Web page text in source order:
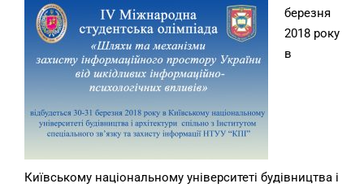
березня
2018 року
в
Київському національному університеті будівництва і